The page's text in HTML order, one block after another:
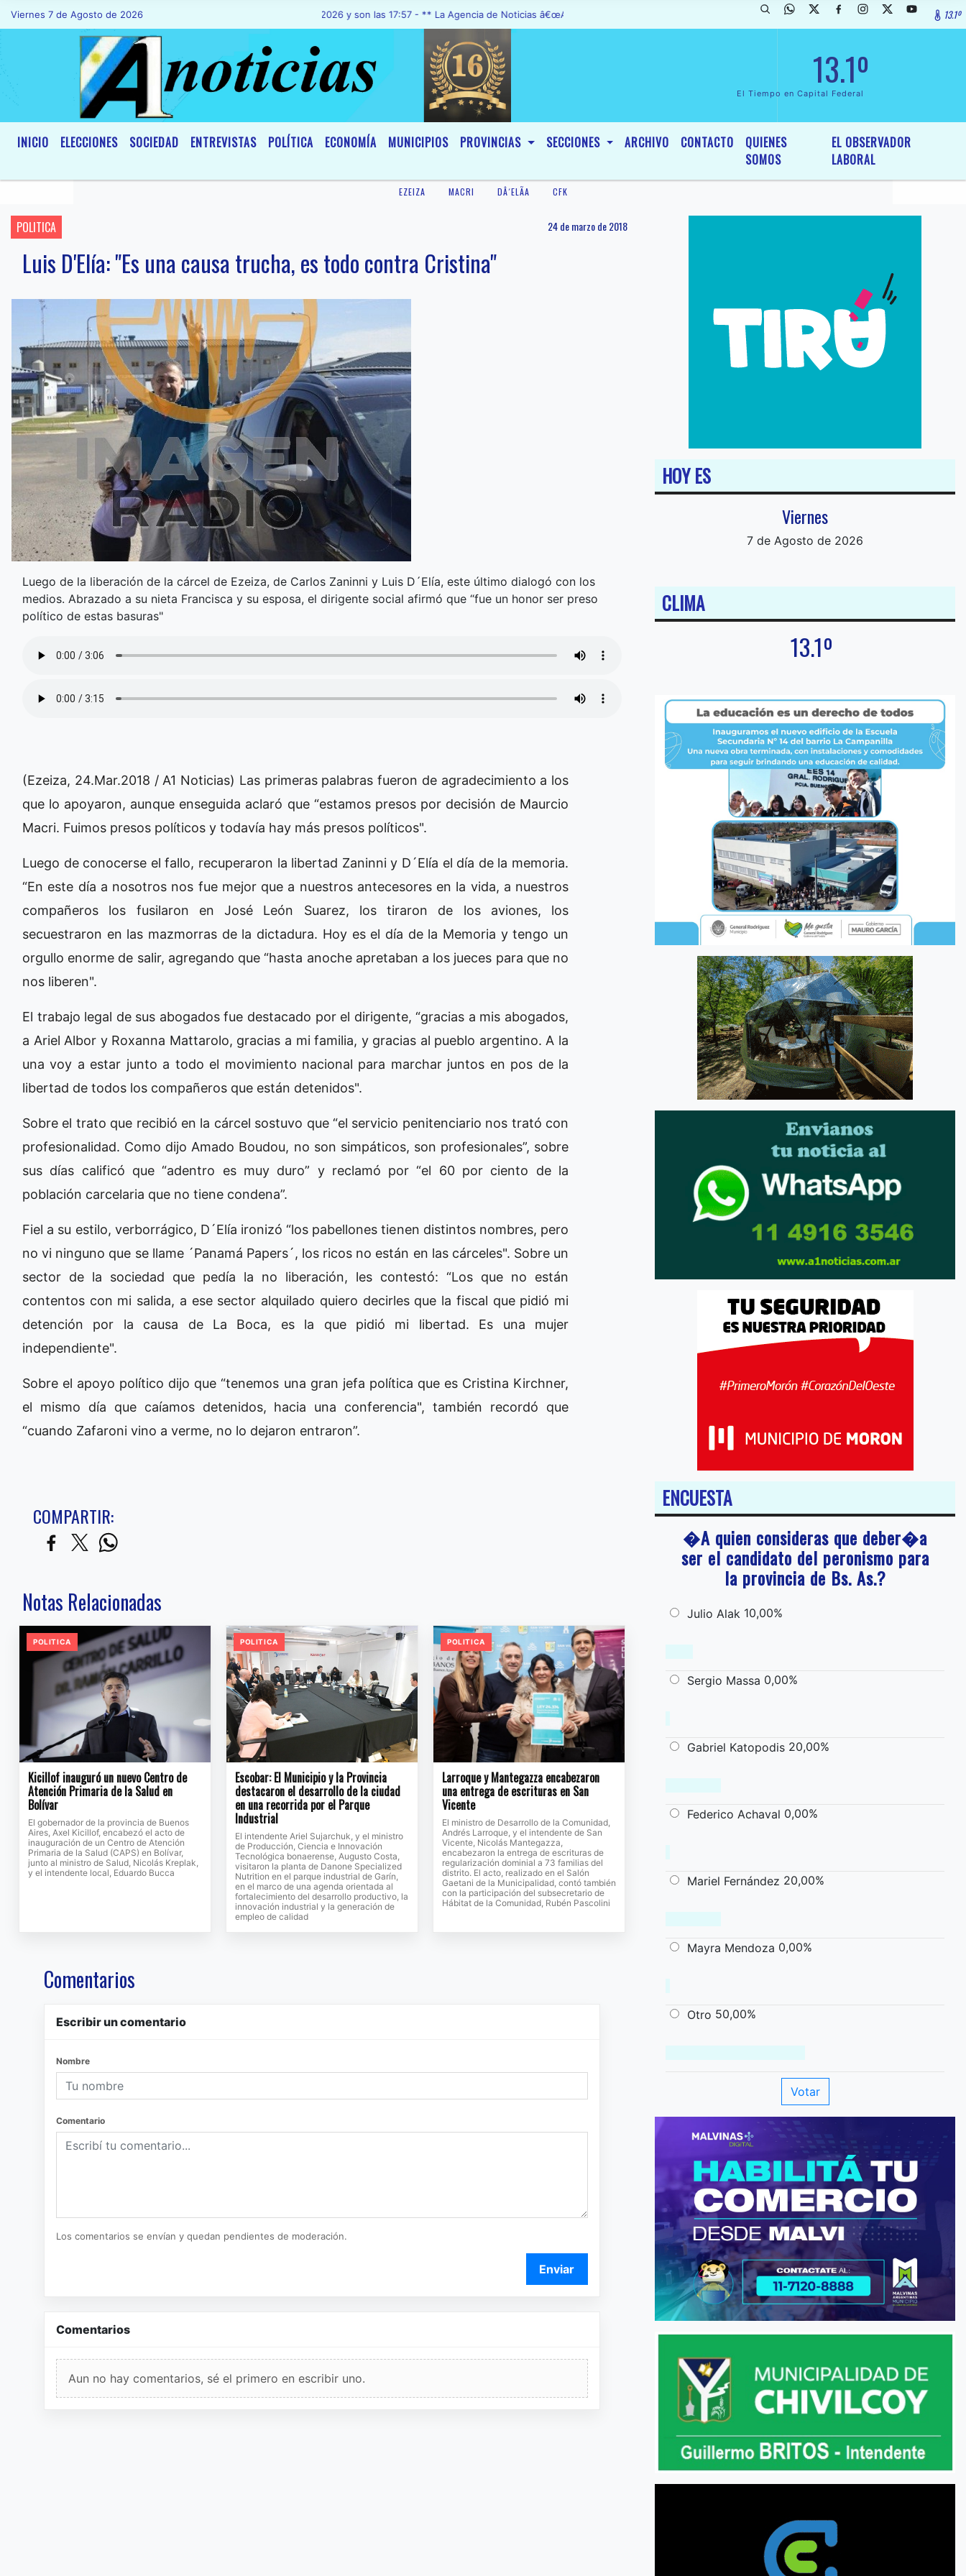
Viernes 7 de Agosto de 2026Hoy es Viernes 7 de Agosto de 2026 y son las 17:57 - ** La Agencia de Noticias â€œA1 Noticiasâ€, fue declarada de InterÃ©s General y Legislativo, por Ordenanza NÂº 6236/19 del13.1º
13.1º
El Tiempo en Capital Federal
INICIO ELECCIONES SOCIEDAD ENTREVISTAS POLÍTICA ECONOMÍA MUNICIPIOS PROVINCIAS SECCIONES ARCHIVO CONTACTO
QUIENES
SOMOS
EL OBSERVADOR
LABORAL
EZEIZA MACRI DÂ´ELÃ­A CFK
POLITICA 24 de marzo de 2018
Luis D'Elía: "Es una causa trucha, es todo contra Cristina"
Luego de la liberación de la cárcel de Ezeiza, de Carlos Zaninni y Luis D´Elía, este último dialogó con los
medios. Abrazado a su nieta Francisca y su esposa, el dirigente social afirmó que “fue un honor ser preso
político de estas basuras"
(Ezeiza, 24.Mar.2018 / A1 Noticias) Las primeras palabras fueron de agradecimiento a los
que lo apoyaron, aunque enseguida aclaró que “estamos presos por decisión de Maurcio
Macri. Fuimos presos políticos y todavía hay más presos políticos".
Luego de conocerse el fallo, recuperaron la libertad Zaninni y D´Elía el día de la memoria.
“En este día a nosotros nos fue mejor que a nuestros antecesores en la vida, a nuestros
compañeros los fusilaron en José León Suarez, los tiraron de los aviones, los
secuestraron en las mazmorras de la dictadura. Hoy es el día de la Memoria y tengo un
orgullo enorme de salir, agregando que “hasta anoche apretaban a los jueces para que no
nos liberen".
El trabajo legal de sus abogados fue destacado por el dirigente, “gracias a mis abogados,
a Ariel Albor y Roxanna Mattarolo, gracias a mi familia, y gracias al pueblo argentino. A la
una voy a estar junto a todo el movimiento nacional para marchar juntos en pos de la
libertad de todos los compañeros que están detenidos".
Sobre el trato que recibió en la cárcel sostuvo que “el servicio penitenciario nos trató con
profesionalidad. Como dijo Amado Boudou, no son simpáticos, son profesionales”, sobre
sus días calificó que “adentro es muy duro” y reclamó por “el 60 por ciento de la
población carcelaria que no tiene condena”.
Fiel a su estilo, verborrágico, D´Elía ironizó “los pabellones tienen distintos nombres, pero
no vi ninguno que se llame ´Panamá Papers´, los ricos no están en las cárceles". Sobre un
sector de la sociedad que pedía la no liberación, les contestó: “Los que no están
contentos con mi salida, a ese sector alquilado quiero decirles que la fiscal que pidió mi
detención por la causa de La Boca, es la que pidió mi libertad. Es una mujer
independiente".
Sobre el apoyo político dijo que “tenemos una gran jefa política que es Cristina Kirchner,
el mismo día que caíamos detenidos, hacia una conferencia", también recordó que
“cuando Zafaroni vino a verme, no lo dejaron entraron”.
COMPARTIR:
Notas Relacionadas
POLITICA
Kicillof inauguró un nuevo Centro de
Atención Primaria de la Salud en
Bolívar
El gobernador de la provincia de Buenos
Aires, Axel Kicillof, encabezó el acto de
inauguración de un Centro de Atención
Primaria de la Salud (CAPS) en Bolívar,
junto al ministro de Salud, Nicolás Kreplak,
y el intendente local, Eduardo Bucca
POLITICA
Escobar: El Municipio y la Provincia
destacaron el desarrollo de la ciudad
en una recorrida por el Parque
Industrial
El intendente Ariel Sujarchuk, y el ministro
de Producción, Ciencia e Innovación
Tecnológica bonaerense, Augusto Costa,
visitaron la planta de Danone Specialized
Nutrition en el parque industrial de Garín,
en el marco de una agenda orientada al
fortalecimiento del desarrollo productivo, la
innovación industrial y la generación de
empleo de calidad
POLITICA
Larroque y Mantegazza encabezaron
una entrega de escrituras en San
Vicente
El ministro de Desarrollo de la Comunidad,
Andrés Larroque, y el intendente de San
Vicente, Nicolás Mantegazza,
encabezaron la entrega de escrituras de
regularización dominial a 73 familias del
distrito. El acto, realizado en el Salón
Gaetani de la Municipalidad, contó también
con la participación del subsecretario de
Hábitat de la Comunidad, Rubén Pascolini
Comentarios
Escribir un comentario
Nombre
Comentario
Los comentarios se envían y quedan pendientes de moderación.
Enviar
Comentarios
Aun no hay comentarios, sé el primero en escribir uno.
HOY ES
Viernes
7 de Agosto de 2026
CLIMA
13.1º
ENCUESTA
�A quien consideras que deber�a
ser el candidato del peronismo para
la provincia de Bs. As.?
Julio Alak 10,00%
Sergio Massa 0,00%
Gabriel Katopodis 20,00%
Federico Achaval 0,00%
Mariel Fernández 20,00%
Mayra Mendoza 0,00%
Otro 50,00%